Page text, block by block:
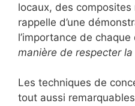
locaux, des
rappelle d’une
l’importance de chaque
manière de respecter
Les techniques de
tout aussi